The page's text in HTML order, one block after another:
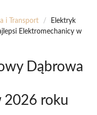
i Transport /
Elektryk
Elektromechanicy w
Dąbrowa
2026 roku